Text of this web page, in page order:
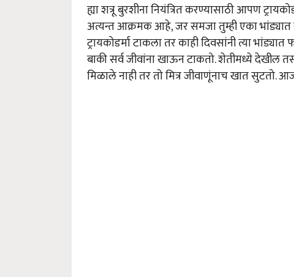
ह्या शत्रू बुरशीना नियंत्रित करण्यासाठी आपण
अत्यन्त आक्रमक आहे, जर समजा तुम्ही एका
ट्रायकोडर्मा टाकला तर काही दिवसांनी त्या
बाकी सर्व जीवांना खाऊन टाकतो. शेतीमध्ये देखील
मिळाले नाही तर तो मित्र जीवाणूंनाच खात सुटतो.